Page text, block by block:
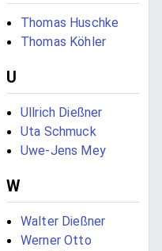
Thomas Huschke
Thomas Köhler
U
Ullrich Dießner
Uta Schmuck
Uwe-Jens Mey
W
Walter Dießner
Werner Otto